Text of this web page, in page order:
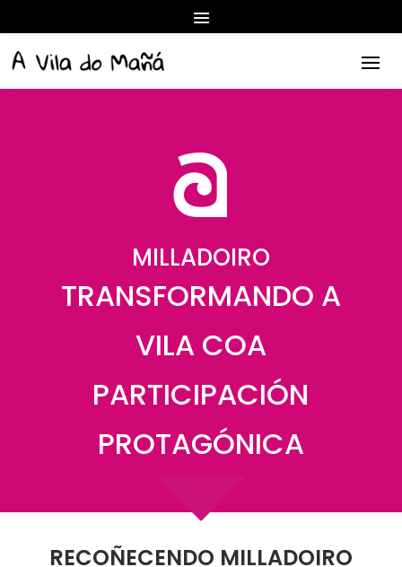
MILLADOIRO
TRANSFORMANDO A
VILA COA
PARTICIPACIÓN
PROTAGÓNICA
RECOÑECENDO MILLADOIRO